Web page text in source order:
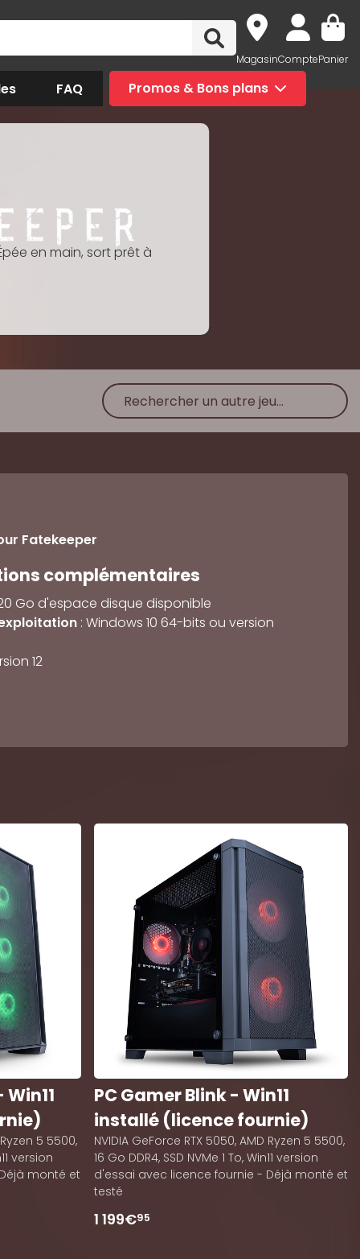
MagasinComptePanier
FAQ Promos & Bons plans
en main, sort prêt à
Fatekeeper
complémentaires
Go d'espace disque disponible
: Windows 10 64-bits ou version
12
5 5500,
version
monté et
PC Gamer Blink - Win11
installé (licence fournie)
NVIDIA GeForce RTX 5050, AMD Ryzen 5 5500,
16 Go DDR4, SSD NVMe 1 To, Win11 version
d'essai avec licence fournie - Déjà monté et
testé
1 199€95